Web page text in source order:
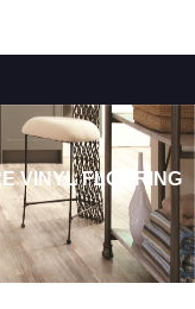
VINYL FLOORING